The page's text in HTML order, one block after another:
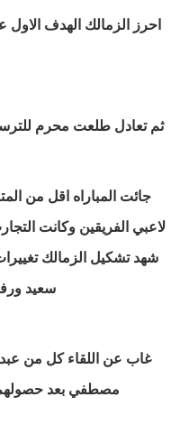
احرز الزمالك الهدف
ثم تعادل طلعت محرم
جائت المباراه اقل من
لاعبي الفريقين وكانت
شهد تشكيل الزمالك
سعيد
غاب عن اللقاء كل من
مصطفي بعد حصولهم